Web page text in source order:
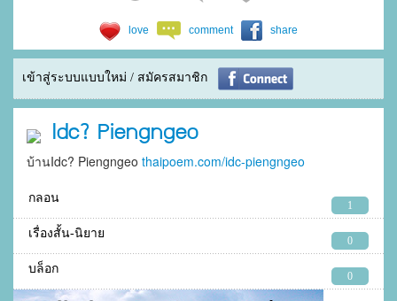
love comment share
เข้าสู่ระบบแบบใหม่ / สมัครสมาชิก
Idc? Piengngeo
บ้านIdc? Piengngeo thaipoem.com/idc-piengngeo
กลอน
1
เรื่องสั้น-นิยาย
0
บล็อก
0